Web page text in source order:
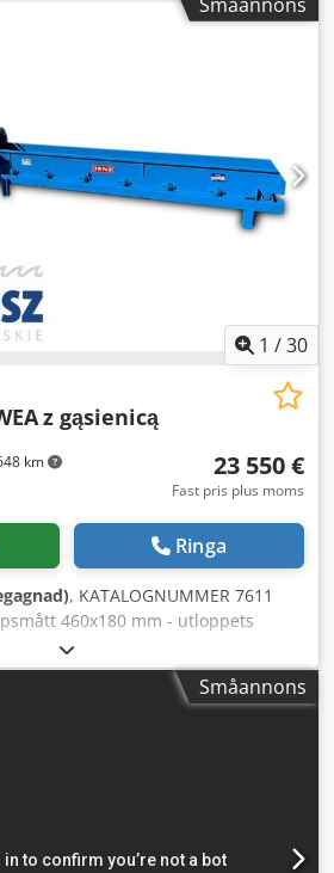
uppifrån och nerifrån, 2×2,2 kW
backfunktion - bandtransportör -
5100 mm - bredd på
längd/bredd/höjd
ca 3000 kg – med bandtransportör
– elektrisk auto-revers (med
backfunktion – begagnad flishugg,
pris: 68 900 PLN Netto pris: 16 400
4,2 EUR (Priserna kan ändras vid
1 /30
km
z gąsienicą
23 550 €
Fast pris plus moms
Ringa
, KATALOGNUMMER 7611
460x180 mm - utloppets
550 mm - axeldiameter 350
- knivarna sitter i 2 rader -
- siktens diameter 30
och underifrån - dragvals i
4400 mm - huvudmotor 37 kW -
– bandmatning ovanifrån och
Småannons